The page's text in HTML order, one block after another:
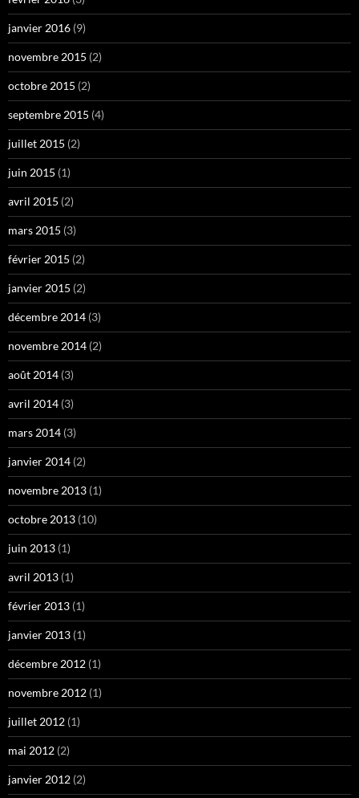
janvier 2016 (9)
novembre 2015 (2)
octobre 2015 (2)
septembre 2015 (4)
juillet 2015 (2)
juin 2015 (1)
avril 2015 (2)
mars 2015 (3)
février 2015 (2)
janvier 2015 (2)
décembre 2014 (3)
novembre 2014 (2)
août 2014 (3)
avril 2014 (3)
mars 2014 (3)
janvier 2014 (2)
novembre 2013 (1)
octobre 2013 (10)
juin 2013 (1)
avril 2013 (1)
février 2013 (1)
janvier 2013 (1)
décembre 2012 (1)
novembre 2012 (1)
juillet 2012 (1)
mai 2012 (2)
janvier 2012 (2)